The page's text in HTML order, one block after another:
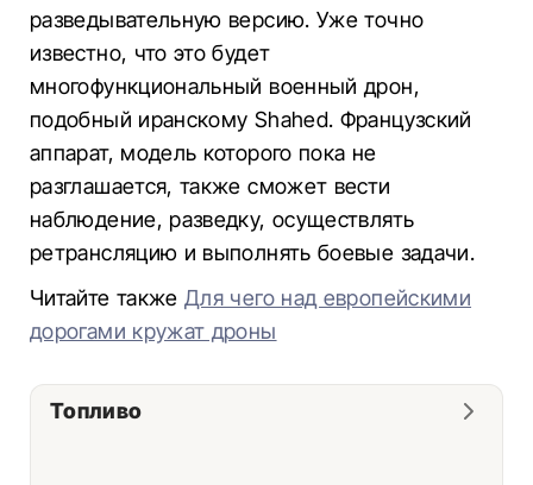
разведывательную версию. Уже точно
известно, что это будет
многофункциональный военный дрон,
подобный иранскому Shahed. Французский
аппарат, модель которого пока не
разглашается, также сможет вести
наблюдение, разведку, осуществлять
ретрансляцию и выполнять боевые задачи.
Читайте такжеДля чего над европейскими
дорогами кружат дроны
Топливо